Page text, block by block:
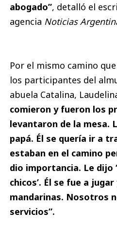
abogado”, detalló el
agencia Noticias
Por el mismo camino
los participantes del
abuela Catalina,
comieron y fueron los
levantaron de la mesa.
papá. Él se quería ir a
estaban en el camino
dio importancia. Le dijo
chicos’. Él se fue a
mandarinas. Nosotros
servicios”.